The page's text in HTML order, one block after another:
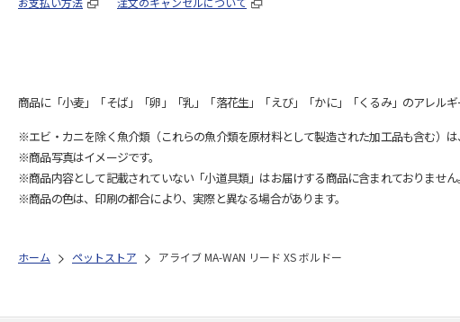
商品に「小麦」「そば」「卵」「乳」「落花生」「えび」「かに」「くるみ」のアレル
※エビ・カニを除く魚介類（これらの魚介類を原材料として製造された加工品も含む）
※商品写真はイメージです。
※商品内容として記載されていない「小道具類」はお届けする商品に含まれておりません。
※商品の色は、印刷の都合により、実際と異なる場合があります。
ホーム ペットストア アライブ MA-WAN リード XS ボルドー